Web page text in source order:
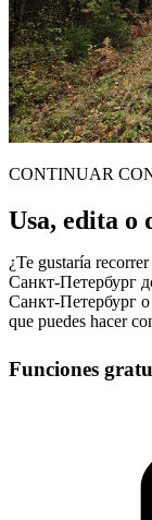
CONTINUAR
Usa, edita o
¿Te gustaría
Санкт-Петербург
Санкт-Петербург
que puedes hacer
Funciones